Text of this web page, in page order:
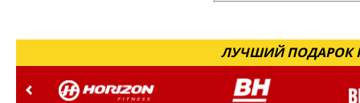
ЛУЧШИЙ ПОДАРОК